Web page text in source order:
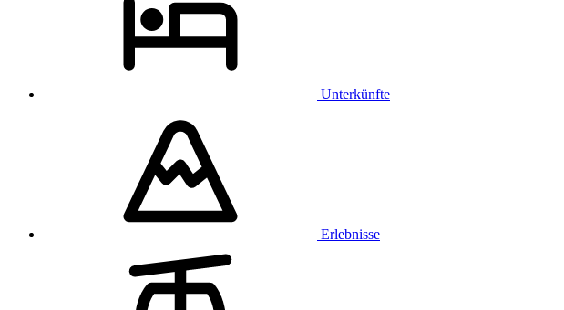
Unterkünfte
Erlebnisse